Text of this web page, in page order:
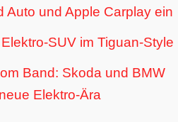
Auto und Apple Carplay ein
SUV im Tiguan-Style
Band: Skoda und BMW
Elektro-Ära